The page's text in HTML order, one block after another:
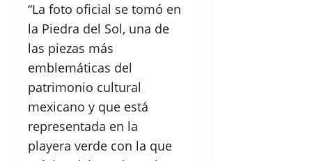
“La foto oficial se tomó en
la Piedra del Sol, una de
las piezas más
emblemáticas del
patrimonio cultural
mexicano y que está
representada en la
playera verde con la que